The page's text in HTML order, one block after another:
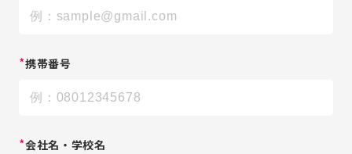
*携帯番号
*会社名・学校名